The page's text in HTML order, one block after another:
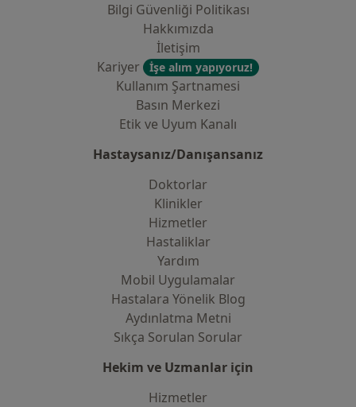
Bilgi Güvenliği Politikası
Hakkımızda
İletişim
Kariyer
İşe alım yapıyoruz!
Kullanım Şartnamesi
Basın Merkezi
Etik ve Uyum Kanalı
Hastaysanız/Danışansanız
Doktorlar
Klinikler
Hizmetler
Hastaliklar
Yardım
Mobil Uygulamalar
Hastalara Yönelik Blog
Aydınlatma Metni
Sıkça Sorulan Sorular
Hekim ve Uzmanlar için
Hizmetler